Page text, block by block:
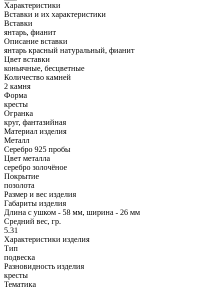
Характеристики
Вставки и их характеристики
Вставки
янтарь, фианит
Описание вставки
янтарь красный натуральный, фианит
Цвет вставки
коньячные, бесцветные
Количество камней
2 камня
Форма
кресты
Огранка
круг, фантазийная
Материал изделия
Металл
Серебро 925 пробы
Цвет металла
серебро золочёное
Покрытие
позолота
Размер и вес изделия
Габариты изделия
Длина с ушком - 58 мм, ширина - 26 мм
Средний вес, гр.
5.31
Характеристики изделия
Тип
подвеска
Разновидность изделия
кресты
Тематика